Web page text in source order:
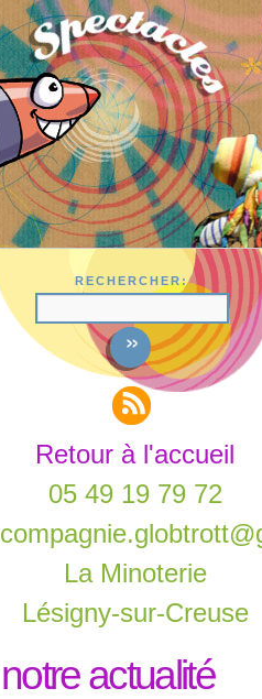
RECHERCHER:
Retour à l'accueil
05 49 19 79 72
La Minoterie
Lésigny-sur-Creuse
notre actualité